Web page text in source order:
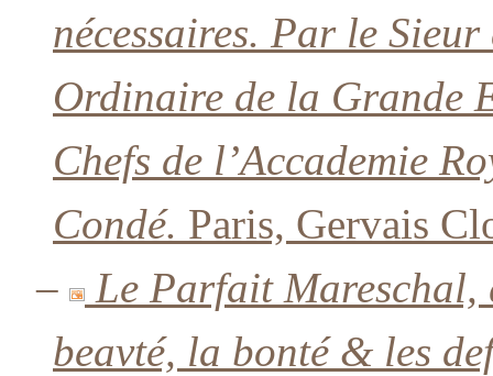
nécessaires. Par le
Ordinaire de la Grande
Chefs de l’Accademie
Condé. Paris, Gervais
–
Le Parfait Mareschal,
beavté, la bonté & les